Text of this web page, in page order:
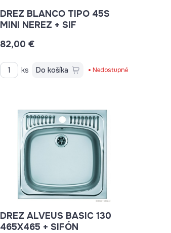
DREZ BLANCO TIPO 45S
MINI NEREZ + SIF
82,00 €
ks Do košíka Nedostupné
DREZ ALVEUS BASIC 130
465X465 + SIFÓN